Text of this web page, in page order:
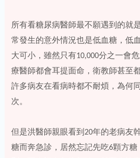
所有看糖尿病醫師最不願遇到的就
常發生的意外情況也是低血糖，低
大可小，雖然只有10,000分之一會
療醫師都會耳提面命，衛教師甚至
許多病友在看病時都不耐煩，為何
次。
但是洪醫師親眼看到20年的老病友
糖而奔急診，居然忘記先吃6顆方